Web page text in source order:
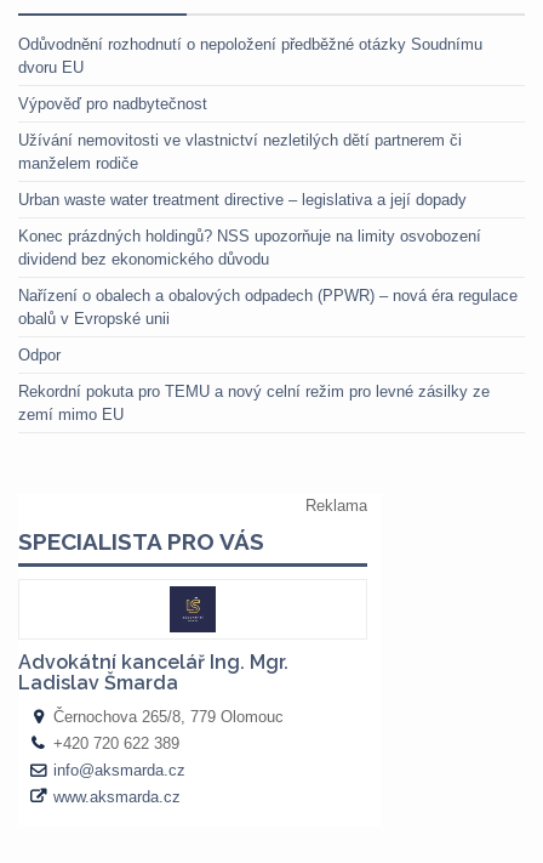
Odůvodnění rozhodnutí o nepoložení předběžné otázky Soudnímu
dvoru EU
Výpověď pro nadbytečnost
Užívání nemovitosti ve vlastnictví nezletilých dětí partnerem či
manželem rodiče
Urban waste water treatment directive – legislativa a její dopady
Konec prázdných holdingů? NSS upozorňuje na limity osvobození
dividend bez ekonomického důvodu
Nařízení o obalech a obalových odpadech (PPWR) – nová éra regulace
obalů v Evropské unii
Odpor
Rekordní pokuta pro TEMU a nový celní režim pro levné zásilky ze
zemí mimo EU